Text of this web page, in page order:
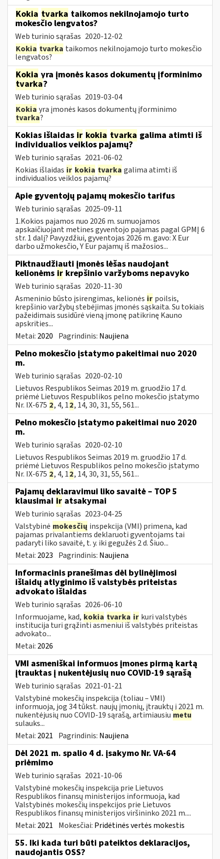
Kokia tvarka taikomos nekilnojamojo turto
mokesčio lengvatos?
Web turinio sąrašas 2020-12-02
Kokia tvarka taikomos nekilnojamojo turto mokesčio
lengvatos?
Kokia yra įmonės kasos dokumentų įforminimo
tvarka?
Web turinio sąrašas 2019-03-04
Kokia yra įmonės kasos dokumentų įforminimo
tvarka?
Kokias išlaidas ir kokia tvarka galima atimti iš
individualios veiklos pajamų?
Web turinio sąrašas 2021-06-02
Kokias išlaidas ir kokia tvarka galima atimti iš
individualios veiklos pajamų?
Apie gyventojų pajamų mokesčio tarifus
Web turinio sąrašas 2025-09-11
1.Kokios pajamos nuo 2026 m. sumuojamos
apskaičiuojant metines gyventojo pajamas pagal GPMĮ 6
str. 1 dalį? Pavyzdžiui, gyventojas 2026 m. gavo: X Eur
darbo užmokesčio, Y Eur pajamų iš mažosios...
Piktnaudžiauti įmonės lėšas naudojant
kelionėms ir krepšinio varžyboms nepavyko
Web turinio sąrašas 2020-11-30
Asmeninio būsto įsirengimas, kelionės ir poilsis,
krepšinio varžybų stebėjimas įmonės sąskaita. Su tokiais
pažeidimais susidūrė vieną įmonę patikrinę Kauno
apskrities...
Metai: 2020 Pagrindinis: Naujiena
Pelno mokesčio įstatymo pakeitimai nuo 2020
m.
Web turinio sąrašas 2020-02-10
Lietuvos Respublikos Seimas 2019 m. gruodžio 17 d.
priėmė Lietuvos Respublikos pelno mokesčio įstatymo
Nr. IX-675 2, 4, 12, 14, 30, 31, 55, 561...
Pelno mokesčio įstatymo pakeitimai nuo 2020
m.
Web turinio sąrašas 2020-02-10
Lietuvos Respublikos Seimas 2019 m. gruodžio 17 d.
priėmė Lietuvos Respublikos pelno mokesčio įstatymo
Nr. IX-675 2, 4, 12, 14, 30, 31, 55, 561...
Pajamų deklaravimui liko savaitė – TOP 5
klausimai ir atsakymai
Web turinio sąrašas 2023-04-25
Valstybinė mokesčių inspekcija (VMI) primena, kad
pajamas privalantiems deklaruoti gyventojams tai
padaryti liko savaitė, t. y. iki gegužės 2 d. Šiuo...
Metai: 2023 Pagrindinis: Naujiena
Informacinis pranešimas dėl bylinėjimosi
išlaidų atlyginimo iš valstybės priteistas
advokato išlaidas
Web turinio sąrašas 2026-06-10
Informuojame, kad, kokia tvarka ir kuri valstybės
institucija turi grąžinti asmeniui iš valstybės priteistas
advokato...
Metai: 2026
VMI asmeniškai informuos įmones pirmą kartą
įtrauktas į nukentėjusių nuo COVID-19 sąrašą
Web turinio sąrašas 2021-01-21
Valstybinė mokesčių inspekcija (toliau – VMI)
informuoja, jog 34 tūkst. naujų įmonių, įtrauktų į 2021 m.
nukentėjusių nuo COVID-19 sąrašą, artimiausiu metu
sulauks...
Metai: 2021 Pagrindinis: Naujiena
Dėl 2021 m. spalio 4 d. įsakymo Nr. VA-64
priėmimo
Web turinio sąrašas 2021-10-06
Valstybinė mokesčių inspekcija prie Lietuvos
Respublikos finansų ministerijos informuoja, kad
Valstybinės mokesčių inspekcijos prie Lietuvos
Respublikos finansų ministerijos viršininko 2021 m....
Metai: 2021 Mokesčiai: Pridėtinės vertės mokestis
55. Iki kada turi būti pateiktos deklaracijos,
naudojantis OSS?